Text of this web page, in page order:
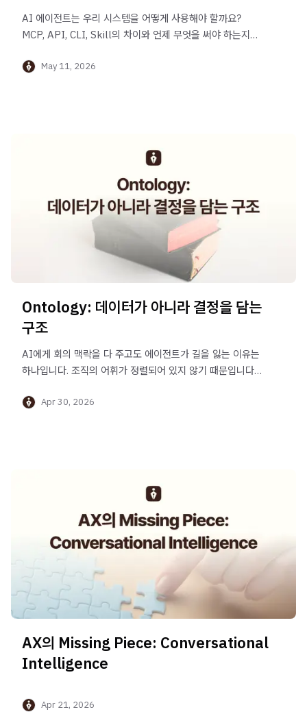
AI 에이전트는 우리 시스템을 어떻게 사용해야 할까요?
MCP, API, CLI, Skill의 차이와 언제 무엇을 써야 하는지를
May 11, 2026
Ontology: 데이터가 아니라 결정을 담는
구조
AI에게 회의 맥락을 다 주고도 에이전트가 길을 잃는 이유는
하나입니다. 조직의 어휘가 정렬되어 있지 않기 때문입니다.
구조'라고 부르는 이유, 그리고 대부분의 AX가 '대시보드
Apr 30, 2026
AX의 Missing Piece: Conversational
Intelligence
Apr 21, 2026